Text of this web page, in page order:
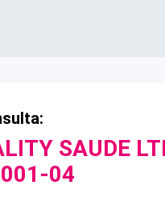
SAUDE
04